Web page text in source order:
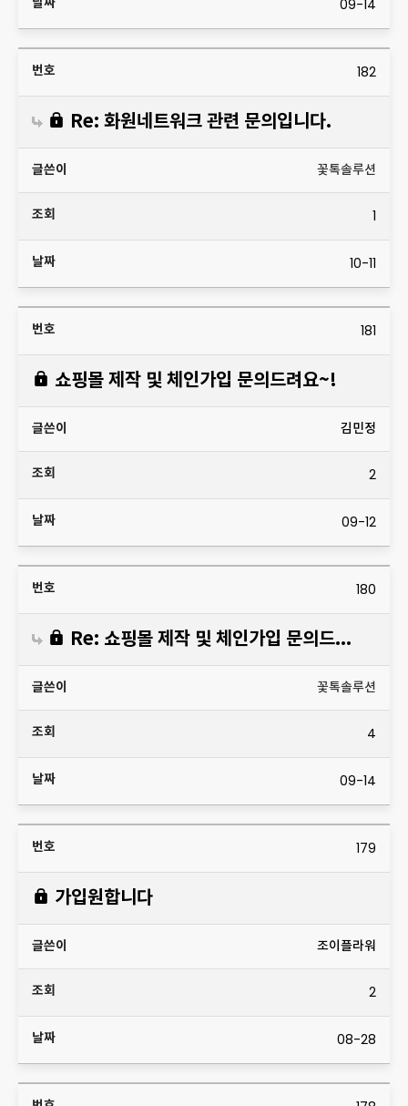
09-14
182
Re: 화원네트워크 관련 문의입니다.
꽃톡솔루션
1
10-11
181
쇼핑몰 제작 및 체인가입 문의드려요~!
김민정
2
09-12
180
Re: 쇼핑몰 제작 및 체인가입 문의드려요~!
꽃톡솔루션
4
09-14
179
가입원합니다
조이플라워
2
08-28